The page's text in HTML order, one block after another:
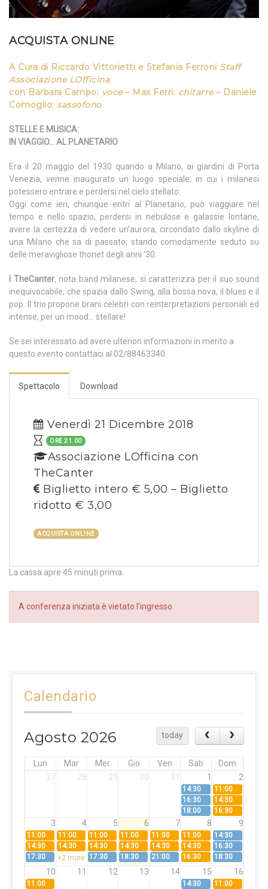
ACQUISTA ONLINE
A Cura di Riccardo Vittorietti e Stefania Ferroni Staff
Associazione LOfficina
con Barbara Campo: voce– Max Ferri: chitarre– Daniele
Comoglio: sassofono
STELLE E MUSICA:
IN VIAGGIO… AL PLANETARIO
Era il 20 maggio del 1930 quando a Milano, ai giardini di Porta
Venezia, venne inaugurato un luogo speciale, in cui i milanesi
potessero entrare e perdersi nel cielo stellato.
Oggi come ieri, chiunque entri al Planetario, può viaggiare nel
tempo e nello spazio, perdersi in nebulose e galassie lontane,
avere la certezza di vedere un’aurora, circondato dallo skyline di
una Milano che sa di passato, stando comodamente seduto su
delle meravigliose thonet degli anni ‘30.
I TheCanter, nota band milanese, si caratterizza per il suo sound
inequivocabile, che spazia dallo Swing, alla bossa nova, il blues e il
pop. Il trio propone brani celebri con reinterpretazioni personali ed
intense, per un mood… stellare!
Se sei interessato ad avere ulteriori informazioni in merito a
questo evento contattaci al 02/88463340.
Spettacolo Download
Venerdì 21 Dicembre 2018
ORE 21.00
Associazione LOfficina con
TheCanter
Biglietto intero € 5,00 – Biglietto
ridotto € 3,00
ACQUISTA ONLINE
La cassa apre 45 minuti prima.
A conferenza iniziata è vietato l’ingresso.
Calendario
Agosto 2026 today
Lun Mar Mer Gio Ven Sab
Dom
27
28 29 30 31 1 2
14:30
11:00
16:30
14:30
18:00
16:30
3 4 5 6 7 8 9
11:00 11:00 11:00 11:00 11:00 11:00
14:30
14:30
14:30 14:30 14:30 14:30 14:30
16:30
17:30
+2 more 17:30 18:30 21:00 16:30 18:30
10 11 12 13 14 15 16
11:00 14:30 11:00